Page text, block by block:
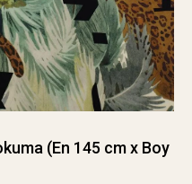
(En 145 cm x Boy